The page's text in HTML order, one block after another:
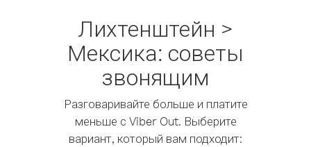
Лихтенштейн >
Мексика: советы
звонящим
Разговаривайте больше и платите
меньше с Viber Out. Выберите
вариант, который вам подходит: